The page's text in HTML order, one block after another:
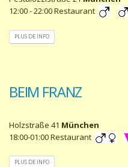
12:00 - 22:00 Restaurant
PLUS DE INFO
BEIM FRANZ
Holzstraße 41 München
18:00-01:00 Restaurant
PLUS DE INFO